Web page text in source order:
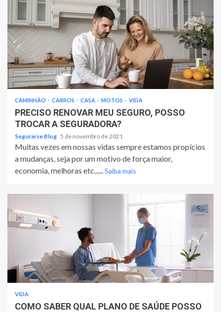
CAMINHÃO CARROS CASA MOTOS VIDA
PRECISO RENOVAR MEU SEGURO, POSSO
TROCAR A SEGURADORA?
Segurarse Blog 5 de novembro de 2021
Muitas vezes em nossas vidas sempre estamos propícios
a mudanças, seja por um motivo de força maior,
economia, melhoras etc......Saiba mais
VIDA
COMO SABER QUAL PLANO DE SAÚDE POSSO